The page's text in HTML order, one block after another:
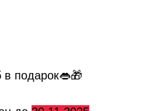
в подарок👄🎁